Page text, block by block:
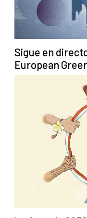
Sigue en
European